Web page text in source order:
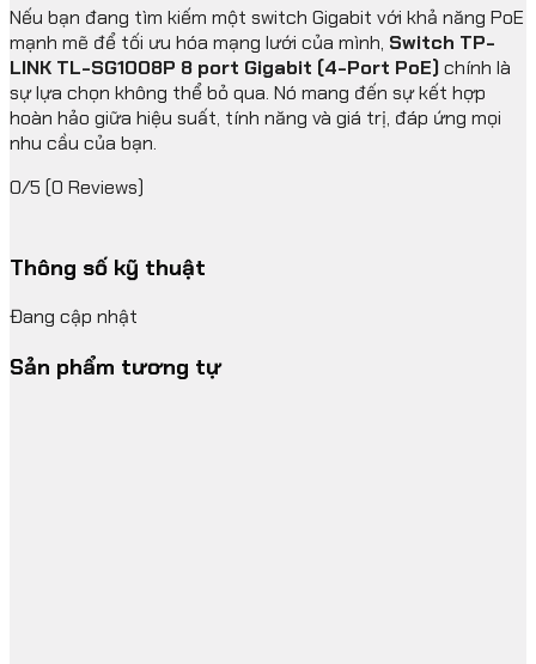
Nếu bạn đang tìm kiếm một switch Gigabit với khả năng PoE
mạnh mẽ để tối ưu hóa mạng lưới của mình, Switch TP-
LINK TL-SG1008P 8 port Gigabit (4-Port PoE)chính là
sự lựa chọn không thể bỏ qua. Nó mang đến sự kết hợp
hoàn hảo giữa hiệu suất, tính năng và giá trị, đáp ứng mọi
nhu cầu của bạn.
0/5 (0 Reviews)
Thông số kỹ thuật
Đang cập nhật
Sản phẩm tương tự